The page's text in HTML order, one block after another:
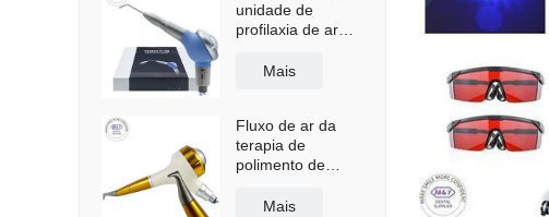
unidade de
profilaxia de ar
Mais
Fluxo de ar da
terapia de
polimento de
dentista
Mais